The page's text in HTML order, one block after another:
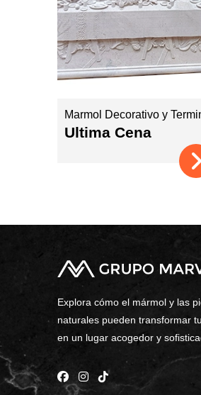
Marmol Decorativo y
Ultima Cena
Explora cómo el mármol y las
naturales pueden transformar
en un lugar acogedor y